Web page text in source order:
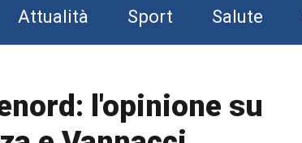
Attualità Sport Salute
l'opinione su